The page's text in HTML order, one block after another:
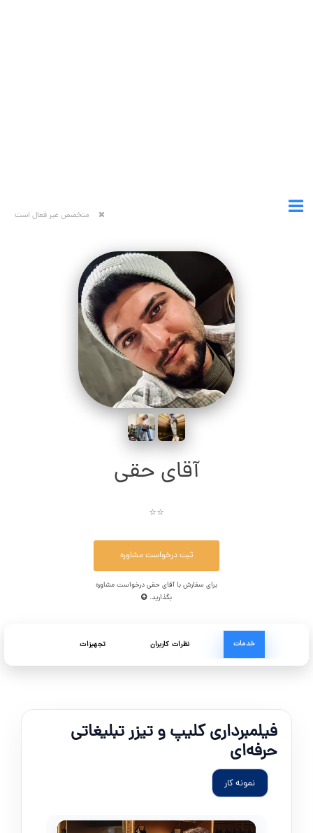
متخصص غیر فعال است
آقای حقی
⭐⭐
ثبت درخواست مشاوره
برای سفارش با آقای حقی درخواست مشاوره
بگذارید.
خدمات نظرات کاربران تجهیزات
فیلمبرداری کلیپ و تیزر تبلیغاتی
حرفه‌ای
نمونه کار